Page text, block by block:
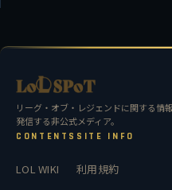
リーグ・オブ・レジェンドに関する情
発信する非公式メディア。
CONTENTS
LOL WIKI
SITE INFO
利用規約